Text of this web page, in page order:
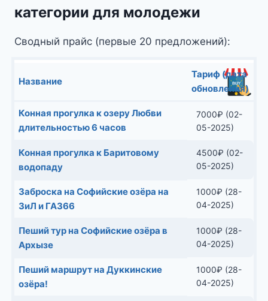
категории для молодежи
Сводный прайс (первые 20 предложений):
Название
Тариф (дата
обновления)
Конная прогулка к озеру Любви
длительностью 6 часов
7000₽ (02-
05-2025)
Конная прогулка к Баритовому
водопаду
4500₽ (02-
05-2025)
Заброска на Софийские озёра на
ЗиЛ и ГАЗ66
1000₽ (28-
04-2025)
Пеший тур на Софийские озёра в
Архызе
1000₽ (28-
04-2025)
Пеший маршрут на Дуккинские
озёра!
1000₽ (28-
04-2025)